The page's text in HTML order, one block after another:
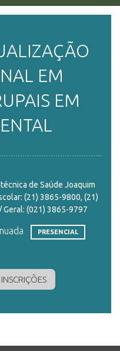
EM
EM
de Saúde Joaquim
(21) 3865-9800, (21)
(021) 3865-9797
PRESENCIAL